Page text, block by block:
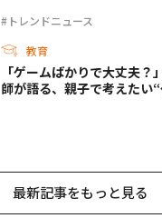
#トレンドニュース
教育
「ゲームばかりで大丈夫？
師が語る、親子で考えたい
最新記事をもっと見る